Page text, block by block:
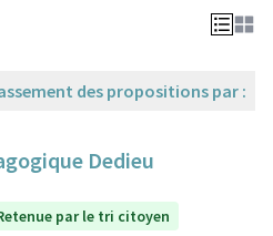
des propositions par :
Dedieu
par le tri citoyen